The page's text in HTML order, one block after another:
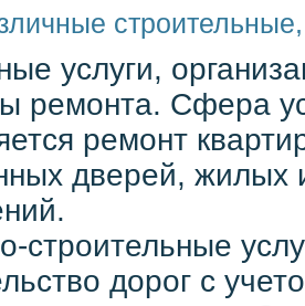
услуги,
ремонта. Сфера
ремонт
дверей, жилых
строительные
дорог с